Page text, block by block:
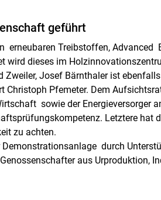
geführt
erneubaren Treibstoffen, Advanced
wird dieses im
Zweiler, Josef Bärnthaler ist
Christoph Pfemeter. Dem
sowie der Energieversorger
Letztere hat
zu achten.
durch
aus Urproduktion,